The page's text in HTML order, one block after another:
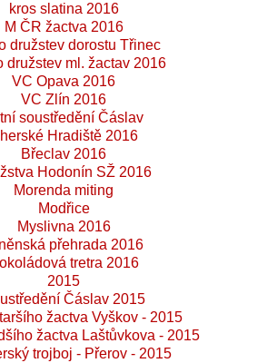
kros slatina 2016
M ČR žactva 2016
družstev dorostu Třinec
družstev ml. žactav 2016
VC Opava 2016
VC Zlín 2016
soustředění Čáslav
Hradiště 2016
Břeclav 2016
Hodonín SŽ 2016
Morenda miting
Modřice
Myslivna 2016
přehrada 2016
tretra 2016
2015
Čáslav 2015
žactva Vyškov - 2015
žactva Laštůvkova - 2015
trojboj - Přerov - 2015